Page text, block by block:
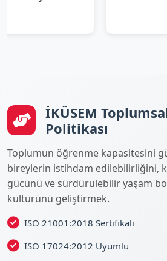
İKÜSEM
Politikası
Toplumun öğrenme kapasitesini
bireylerin istihdam edilebilirliğini,
gücünü ve sürdürülebilir yaşam
kültürünü geliştirmek.
ISO 21001:2018 Sertifikalı
ISO 17024:2012 Uyumlu